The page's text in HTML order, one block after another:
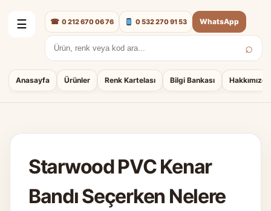
☰
Anasayfa Ürünler Renk Kartelası Bilgi Bankası Hakkımızda
Arama: ⌕
☎ 0 212 670 06 76 0 532 270 91 53 WhatsApp
Starwood PVC Kenar
Bandı Seçerken Nelere